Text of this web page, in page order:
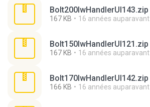
Bolt200lwHandlerUI143.zip
167 KB 16 années auparavant
Bolt150lwHandlerUI121.zip
167 KB 16 années auparavant
Bolt170lwHandlerUI142.zip
166 KB 16 années auparavant